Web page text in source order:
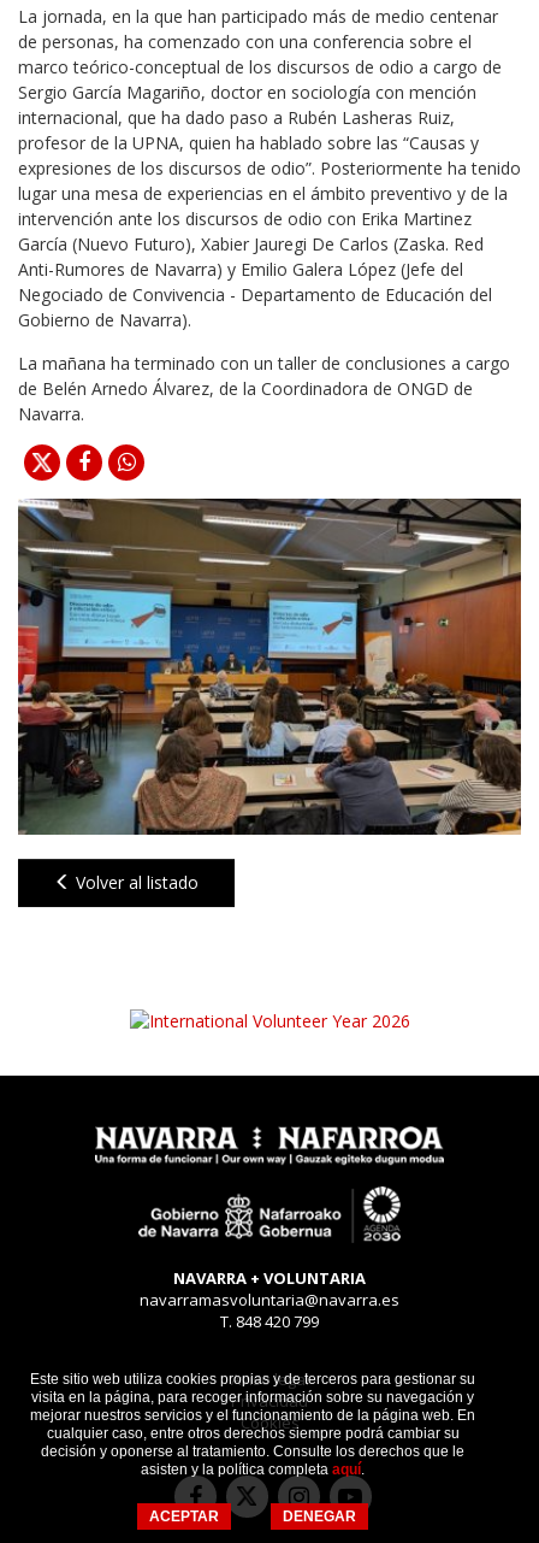
Este sitio web utiliza cookies propias y de terceros para gestionar su
visita en la página, para recoger información sobre su navegación y
mejorar nuestros servicios y el funcionamiento de la página web. En
cualquier caso, entre otros derechos siempre podrá cambiar su
decisión y oponerse al tratamiento. Consulte los derechos que le
asisten y la política completa aquí.
ACEPTAR DENEGAR
La jornada, en la que han participado más de medio centenar
de personas, ha comenzado con una conferencia sobre el
marco teórico-conceptual de los discursos de odio a cargo de
Sergio García Magariño, doctor en sociología con mención
internacional, que ha dado paso a Rubén Lasheras Ruiz,
profesor de la UPNA, quien ha hablado sobre las “Causas y
expresiones de los discursos de odio”. Posteriormente ha tenido
lugar una mesa de experiencias en el ámbito preventivo y de la
intervención ante los discursos de odio con Erika Martinez
García (Nuevo Futuro), Xabier Jauregi De Carlos (Zaska. Red
Anti-Rumores de Navarra) y Emilio Galera López (Jefe del
Negociado de Convivencia - Departamento de Educación del
Gobierno de Navarra).
La mañana ha terminado con un taller de conclusiones a cargo
de Belén Arnedo Álvarez, de la Coordinadora de ONGD de
Navarra.
Volver al listado
NAVARRA + VOLUNTARIA
navarramasvoluntaria@navarra.es
T. 848 420 799
Aviso legal
Privacidad
Cookies
Facebook
Twitter
InstagramYoutube